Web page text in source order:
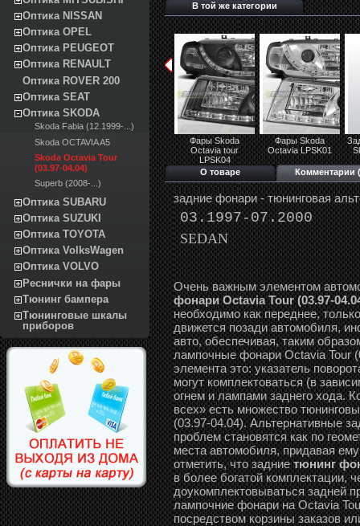
Оптика NISSAN
Оптика OPEL
Оптика PEUGEOT
Оптика RENAULT
Оптика ROVER 200
Оптика SEAT
Оптика SKODA
Skoda Fabia (12.1999-...)
Skoda OCTAVIA A5
Skoda Octavia Tour
(03.97-04.04)
Superb (2008-...)
Оптика SUBARU
Оптика SUZUKI
Оптика TOYOTA
Оптика VolksWagen
Оптика VOLVO
Реснички на фары
Тюнинг бампера
Тюнинговые шкалы
приборов
В той же категории
Фары Skoda
Octavia tour
LPSK04
Фары Skoda
Octavia LPSK01
О товаре Комментарии
задние фонари - тюнинговая
03.1997-07.2000
SEDAN
Очень важным элементом
фонари Octavia Tour (03.97-
необходимо как переднее,
движется позади автомобиля,
авто, обеспечивая, таким
лампочные фонари Octavia Tour
элемента это: указатель
могут комплектоваться (в
огнем и лампами заднего хода.
всех» есть множество
(03.97-04.04). Альтернативные
проблем становятся как по
места автомобиля, придавая
отметить, что задниетюнинг
в более богатой комплектации,
доукомплектовываться задней
лампочние фонари на Octavia
посредством корзины заказов